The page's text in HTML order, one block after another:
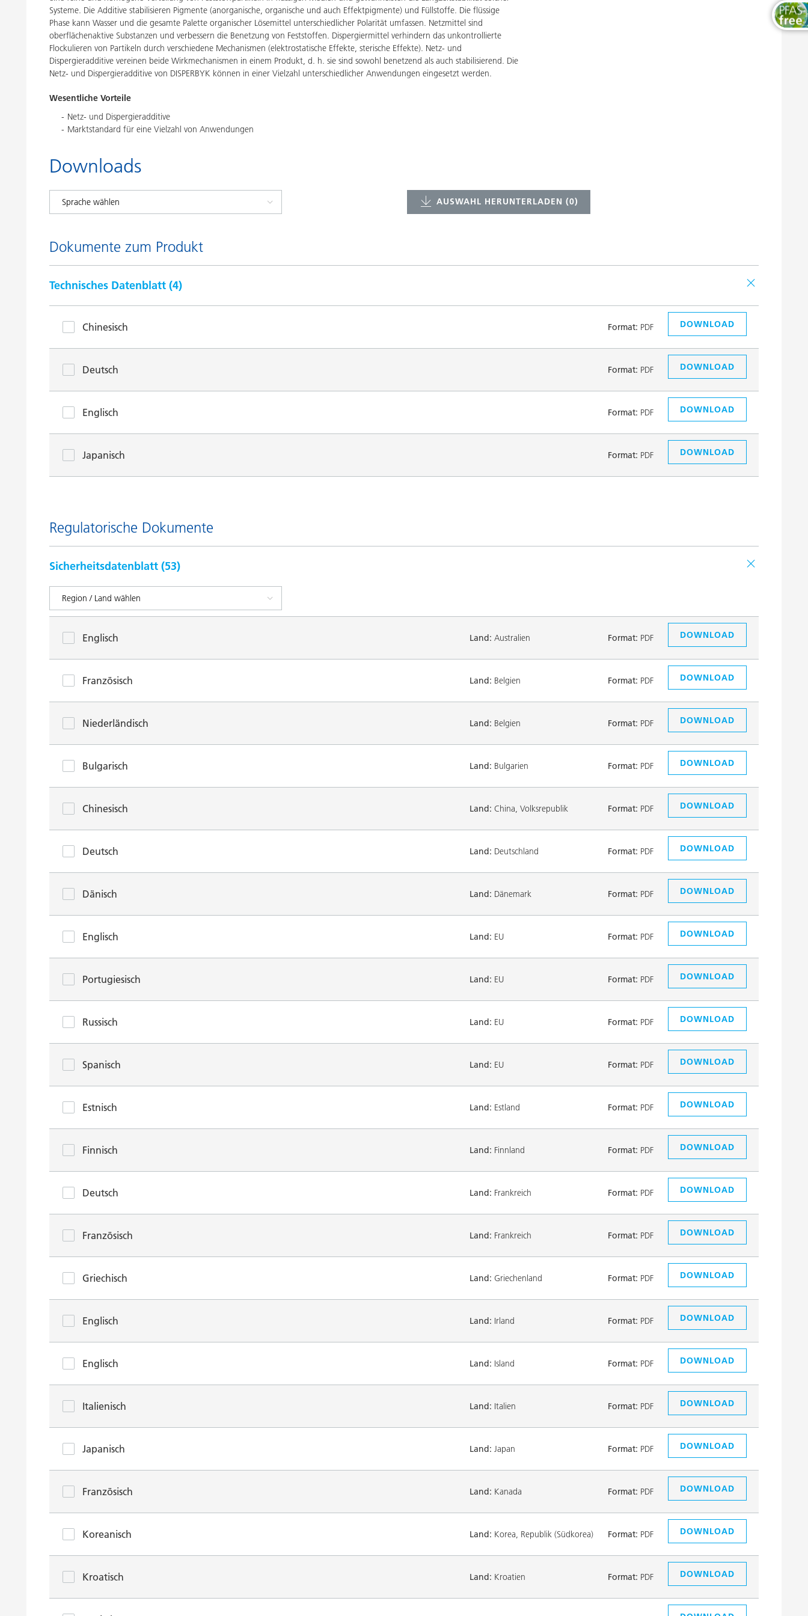
Systeme. Die Additive stabilisieren Pigmente (anorganische, organische und auch Effektpigmente) und Füllstoffe. Die flüssige
Phase kann Wasser und die gesamte Palette organischer Lösemittel unterschiedlicher Polarität umfassen. Netzmittel sind
oberflächenaktive Substanzen und verbessern die Benetzung von Feststoffen. Dispergiermittel verhindern das unkontrollierte
Flockulieren von Partikeln durch verschiedene Mechanismen (elektrostatische Effekte, sterische Effekte). Netz- und
Dispergieradditive vereinen beide Wirkmechanismen in einem Produkt, d. h. sie sind sowohl benetzend als auch stabilisierend. Die
Netz- und Dispergieradditive von DISPERBYK können in einer Vielzahl unterschiedlicher Anwendungen eingesetzt werden.
Wesentliche Vorteile
Netz- und Dispergieradditive
Marktstandard für eine Vielzahl von Anwendungen
Downloads
AUSWAHL HERUNTERLADEN (0)
Dokumente zum Produkt
Technisches Datenblatt (4)
Chinesisch Format: PDF DOWNLOAD
Deutsch Format: PDF DOWNLOAD
Englisch Format: PDF DOWNLOAD
Japanisch Format: PDF DOWNLOAD
Regulatorische Dokumente
Sicherheitsdatenblatt (53)
Englisch Land: Australien Format: PDF DOWNLOAD
Französisch Land: Belgien Format: PDF DOWNLOAD
Niederländisch Land: Belgien Format: PDF DOWNLOAD
Bulgarisch Land: Bulgarien Format: PDF DOWNLOAD
Chinesisch Land: China, Volksrepublik Format: PDF DOWNLOAD
Deutsch Land: Deutschland Format: PDF DOWNLOAD
Dänisch Land: Dänemark Format: PDF DOWNLOAD
Englisch Land: EU Format: PDF DOWNLOAD
Portugiesisch Land: EU Format: PDF DOWNLOAD
Russisch Land: EU Format: PDF DOWNLOAD
Spanisch Land: EU Format: PDF DOWNLOAD
Estnisch Land: Estland Format: PDF DOWNLOAD
Finnisch Land: Finnland Format: PDF DOWNLOAD
Deutsch Land: Frankreich Format: PDF DOWNLOAD
Französisch Land: Frankreich Format: PDF DOWNLOAD
Griechisch Land: Griechenland Format: PDF DOWNLOAD
Englisch Land: Irland Format: PDF DOWNLOAD
Englisch Land: Island Format: PDF DOWNLOAD
Italienisch Land: Italien Format: PDF DOWNLOAD
Japanisch Land: Japan Format: PDF DOWNLOAD
Französisch Land: Kanada Format: PDF DOWNLOAD
Koreanisch Land: Korea, Republik (Südkorea) Format: PDF DOWNLOAD
Kroatisch Land: Kroatien Format: PDF DOWNLOAD